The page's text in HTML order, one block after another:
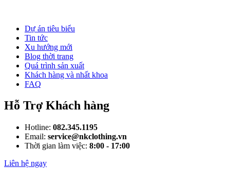
Dự án tiêu biểu
Tin tức
Xu hướng mới
Blog thời trang
Quá trình sản xuất
Khách hàng và nhất khoa
FAQ
Hỗ Trợ Khách hàng
Hotline: 082.345.1195
Email: service@nkclothing.vn
Thời gian làm việc: 8:00 - 17:00
Liên hệ ngay